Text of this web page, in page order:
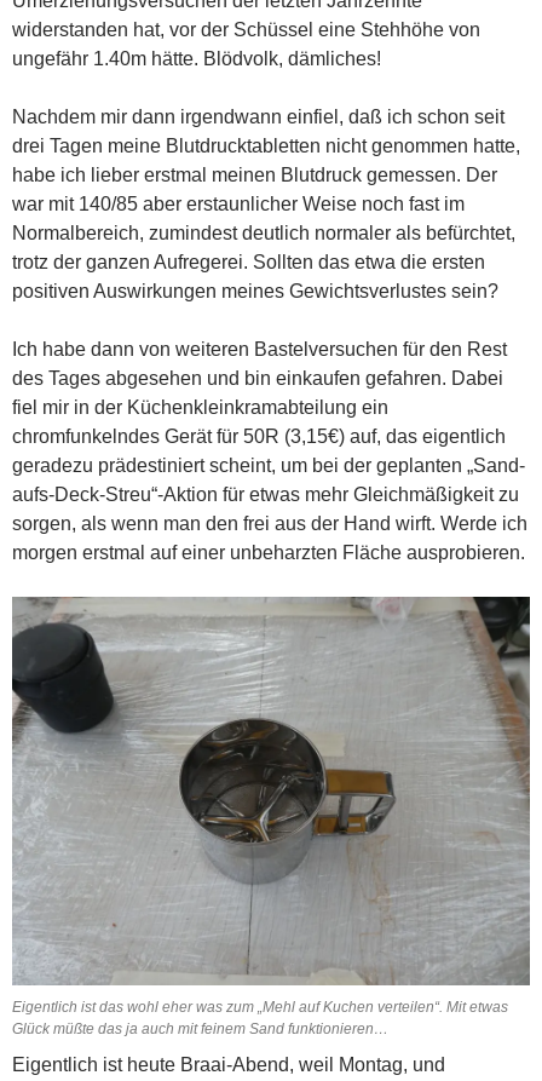
widerstanden hat, vor der Schüssel eine Stehhöhe von
ungefähr 1.40m hätte. Blödvolk, dämliches!
Nachdem mir dann irgendwann einfiel, daß ich schon seit
drei Tagen meine Blutdrucktabletten nicht genommen hatte,
habe ich lieber erstmal meinen Blutdruck gemessen. Der
war mit 140/85 aber erstaunlicher Weise noch fast im
Normalbereich, zumindest deutlich normaler als befürchtet,
trotz der ganzen Aufregerei. Sollten das etwa die ersten
positiven Auswirkungen meines Gewichtsverlustes sein?
Ich habe dann von weiteren Bastelversuchen für den Rest
des Tages abgesehen und bin einkaufen gefahren. Dabei
fiel mir in der Küchenkleinkramabteilung ein
chromfunkelndes Gerät für 50R (3,15€) auf, das eigentlich
geradezu prädestiniert scheint, um bei der geplanten „Sand-
aufs-Deck-Streu“-Aktion für etwas mehr Gleichmäßigkeit zu
sorgen, als wenn man den frei aus der Hand wirft. Werde ich
morgen erstmal auf einer unbeharzten Fläche ausprobieren.
Eigentlich ist das wohl eher was zum „Mehl auf Kuchen verteilen“. Mit etwas
Glück müßte das ja auch mit feinem Sand funktionieren…
Eigentlich ist heute Braai-Abend, weil Montag, und